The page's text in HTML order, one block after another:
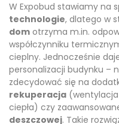
W Expobud stawiamy na
technologie, dlatego w
dom otrzyma m.in.
współczynniku
cieplny. Jednocześnie
personalizacji budynku –
zdecydować się na
rekuperacja
ciepła) czy
deszczowej. Takie